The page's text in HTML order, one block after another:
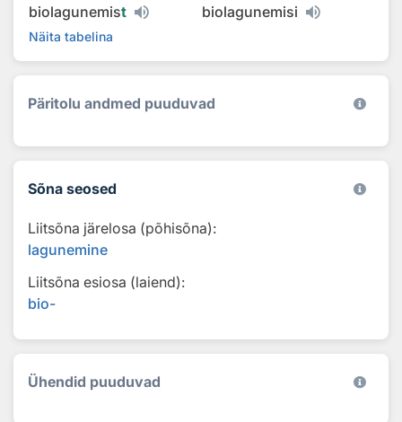
biolagunemist biolagunemisi
Näita tabelina
Päritolu andmed puuduvad
Sõna seosed
Liitsõna järelosa (põhisõna):
lagunemine
Liitsõna esiosa (laiend):
bio-
Ühendid puuduvad